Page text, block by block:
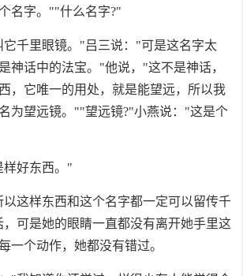
名字。""什么名字?"
它千里眼镜。"吕三说："可是这名字太
神话中的法宝。"他说，"这不是神话，
，它唯一的用处，就是能望远，所以我
为望远镜。""望远镜?"小燕说："这是个
样好东西。"
这样东西和这个名字都一定可以留传千
可是她的眼睛一直都没有离开她手里这
一个动作，她都没有错过。